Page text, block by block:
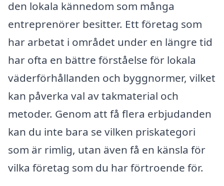
den lokala kännedom som många
entreprenörer besitter. Ett företag som
har arbetat i området under en längre tid
har ofta en bättre förståelse för lokala
väderförhållanden och byggnormer, vilket
kan påverka val av takmaterial och
metoder. Genom att få flera erbjudanden
kan du inte bara se vilken priskategori
som är rimlig, utan även få en känsla för
vilka företag som du har förtroende för.